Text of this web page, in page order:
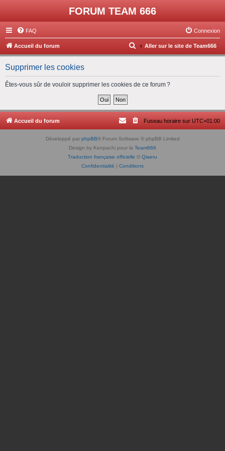
FORUM TEAM 666
FAQ Connexion
Accueil du forum Aller sur le site de Team666
R
e
c
h
e
r
Supprimer les cookies
Êtes-vous sûr de vouloir supprimer les cookies de ce forum ?
Accueil du forum Fuseau horaire sur UTC+01:00
Développé par phpBB® Forum Software © phpBB Limited
Design by Kenpachi pour la Team666
Traduction française officielle © Qiaeru
Confidentialité | Conditions